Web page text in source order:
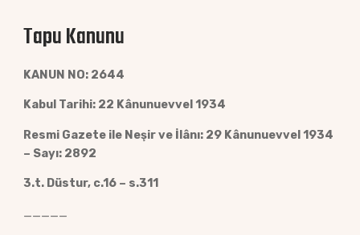
Tapu Kanunu
KANUN NO: 2644
Kabul Tarihi: 22 Kânunuevvel 1934
Resmi Gazete ile Neşir ve İlânı: 29 Kânunuevvel 1934
– Sayı: 2892
3.t. Düstur, c.16 – s.311
_____